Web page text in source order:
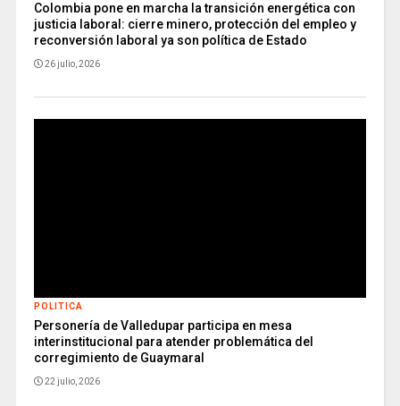
Colombia pone en marcha la transición energética con
justicia laboral: cierre minero, protección del empleo y
reconversión laboral ya son política de Estado
26 julio, 2026
POLITICA
Personería de Valledupar participa en mesa
interinstitucional para atender problemática del
corregimiento de Guaymaral
22 julio, 2026